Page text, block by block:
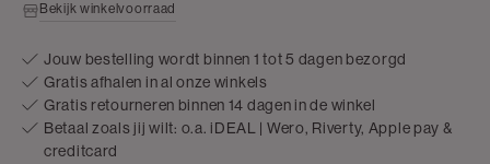
Bekijk winkelvoorraad
Jouw bestelling wordt binnen 1 tot 5 dagen bezorgd
Gratis afhalen in al onze winkels
Gratis retourneren binnen 14 dagen in de winkel
Betaal zoals jij wilt: o.a. iDEAL | Wero, Riverty, Apple pay &
creditcard